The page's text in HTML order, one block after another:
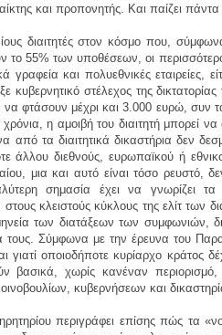
και προπονητής. Και παίζει πάντα
διαιτητές στον κόσμο που,
το 55% των υποθέσεων, οι
γραφεία και πολυεθνικές εταιρείες,
κυβερνητικό στέλεχος της
να φτάσουν μέχρι και 3.000 ευρώ, συν
η αμοιβή του διαιτητή μπορεί να
τα διαιτητικά δικαστήρια δεν
άλλου διεθνούς, ευρωπαϊκού ή
μια και αυτό είναι τόσο ρευστό,
σημασία έχει να γνωρίζει
κλειστούς κύκλους της ελίτ των
των διατάξεων των συμφωνιών,
Σύμφωνα με την έρευνα του
γιατί οποιοδήποτε κυρίαρχο κράτος
βασικά, χωρίς κανέναν
κυβερνήσεων και
περιγράφει επίσης πώς τα